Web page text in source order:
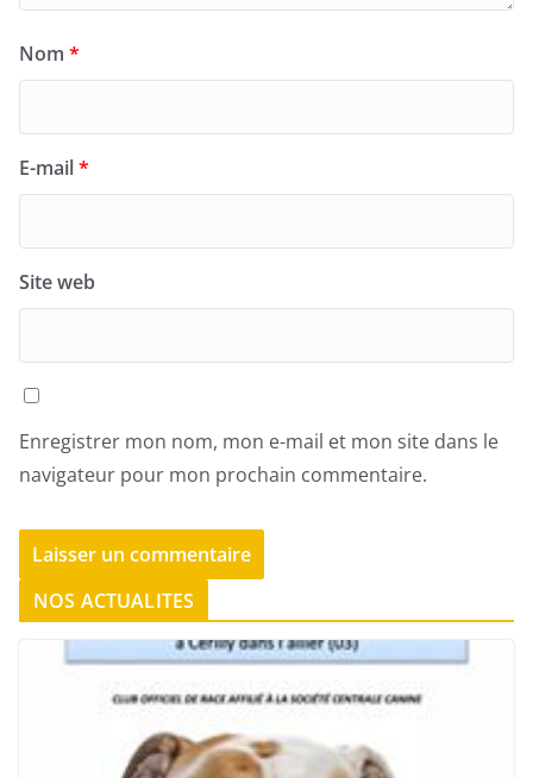
Nom *
E-mail*
Site web
Enregistrer mon nom, mon e-mail et mon site dans le
navigateur pour mon prochain commentaire.
NOS ACTUALITES